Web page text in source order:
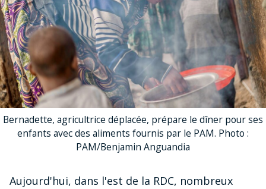
Bernadette, agricultrice déplacée, prépare le dîner pour ses
enfants avec des aliments fournis par le PAM. Photo :
PAM/Benjamin Anguandia
Aujourd'hui, dans l'est de la RDC, nombreux